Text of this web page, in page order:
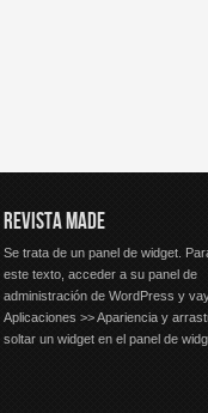
REVISTA MADE
Se trata de un panel de widget.
este texto, acceder a su panel de
administración de WordPress y
Aplicaciones >> Apariencia y
soltar un widget en el panel de